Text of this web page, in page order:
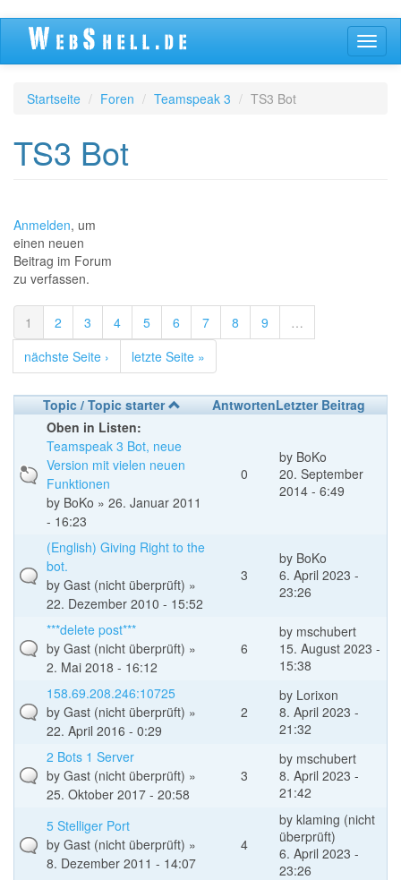
Direkt
Inhalt
Startseite Foren Teamspeak 3 TS3 Bot
TS3 Bot
Anmelden, um
einen neuen
Beitrag im Forum
zu verfassen.
1 2 3 4 5 6 7 8 9
…
nächste Seite ›
letzte Seite »
Topic / Topic starter AntwortenLetzter Beitrag
Oben in Listen:
Teamspeak 3 Bot, neue
Version mit vielen neuen
Funktionen
by BoKo » 26. Januar 2011
- 16:23
0
by BoKo
20. September
2014 - 6:49
(English) Giving Right to the
bot.
by Gast (nicht überprüft) »
22. Dezember 2010 - 15:52
3
by BoKo
6. April 2023 -
23:26
***delete post***
by Gast (nicht überprüft) »
2. Mai 2018 - 16:12
6
by mschubert
15. August 2023 -
15:38
158.69.208.246:10725
by Gast (nicht überprüft) »
22. April 2016 - 0:29
2
by Lorixon
8. April 2023 -
21:32
2 Bots 1 Server
by Gast (nicht überprüft) »
25. Oktober 2017 - 20:58
3
by mschubert
8. April 2023 -
21:42
5 Stelliger Port
by Gast (nicht überprüft) »
8. Dezember 2011 - 14:07
4
by klaming (nicht
überprüft)
6. April 2023 -
23:26